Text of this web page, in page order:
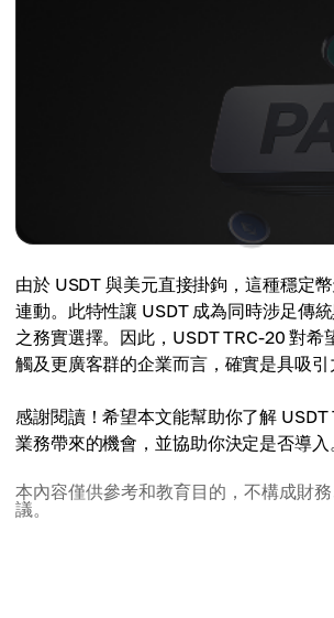
由於 USDT 與美元直接掛鉤，這種穩定
連動。此特性讓 USDT 成為同時涉足傳
之務實選擇。因此，USDT TRC-20 對希
觸及更廣客群的企業而言，確實是具吸引
感謝閱讀！希望本文能幫助你了解
業務帶來的機會，並協助你決定是否導入
本內容僅供參考和教育目的，不構成財
議。